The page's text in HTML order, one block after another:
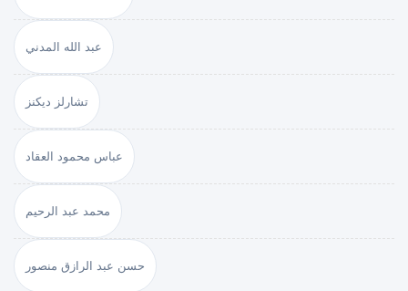
عبد الله المدني
تشارلز ديكنز
عباس محمود العقاد
محمد عبد الرحيم
حسن عبد الرازق منصور